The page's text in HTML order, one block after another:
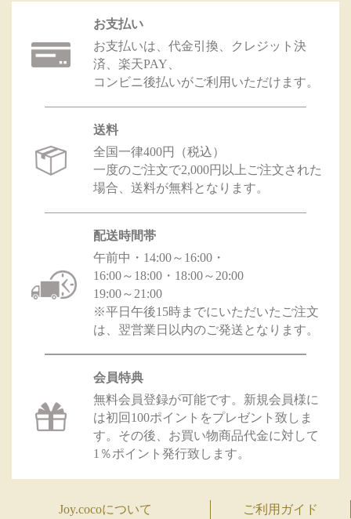
お支払い
お支払いは、代金引換、クレジット決
済、楽天PAY、
コンビニ後払いがご利用いただけます。
送料
全国一律400円（税込）
一度のご注文で2,000円以上ご注文された
場合、送料が無料となります。
配送時間帯
午前中・14:00～16:00・
16:00～18:00・18:00～20:00
19:00～21:00
※平日午後15時までにいただいたご注文
は、翌営業日以内のご発送となります。
会員特典
無料会員登録が可能です。新規会員様に
は初回100ポイントをプレゼント致しま
す。その後、お買い物商品代金に対して
1％ポイント発行致します。
Joy.cocoについて
ご利用ガイド